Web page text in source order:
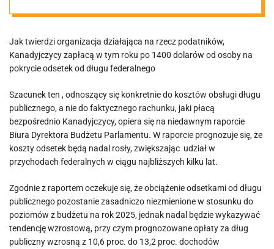
wydatki na
służbę zdrowia
Jak twierdzi organizacja działająca na rzecz podatników,
Kanadyjczycy zapłacą w tym roku po 1400 dolarów od osoby na
pokrycie odsetek od długu federalnego
Szacunek ten , odnoszący się konkretnie do kosztów obsługi długu
publicznego, a nie do faktycznego rachunku, jaki płacą
bezpośrednio Kanadyjczycy, opiera się na niedawnym raporcie
Biura Dyrektora Budżetu Parlamentu. W raporcie prognozuje się, że
koszty odsetek będą nadal rosły, zwiększając udział w
przychodach federalnych w ciągu najbliższych kilku lat.
Zgodnie z raportem oczekuje się, że obciążenie odsetkami od długu
publicznego pozostanie zasadniczo niezmienione w stosunku do
poziomów z budżetu na rok 2025, jednak nadal będzie wykazywać
tendencję wzrostową, przy czym prognozowane opłaty za dług
publiczny wzrosną z 10,6 proc. do 13,2 proc. dochodów